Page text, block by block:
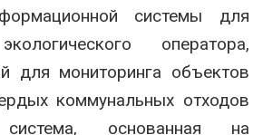
системы для
оператора,
для мониторинга объектов
коммунальных отходов
основанная на